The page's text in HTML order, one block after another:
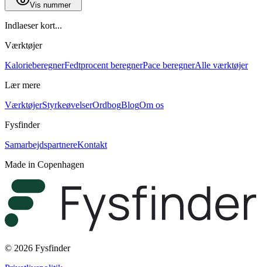
Vis nummer
Indlaeser kort...
Værktøjer
KalorieberegnerFedtprocent beregnerPace beregnerAlle værktøjer
Lær mere
VærktøjerStyrkeøvelserOrdbogBlogOm os
Fysfinder
SamarbejdspartnereKontakt
Made in Copenhagen
© 2026 Fysfinder